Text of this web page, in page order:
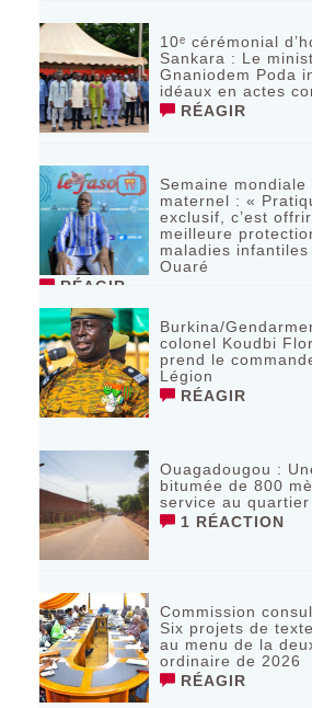
10ᵉ cérémonial
Sankara : Le
Gnaniodem Poda
idéaux en actes
RÉAGIR
Semaine mondiale
maternel : «
exclusif, c’est
meilleure
maladies
Ouaré
RÉAGIR
Burkina/
colonel Koudbi
prend le
Légion
RÉAGIR
Ouagadougou :
bitumée de 800
service au quartier
1 RÉACTION
Commission
Six projets de
au menu de la
ordinaire de 2026
RÉAGIR